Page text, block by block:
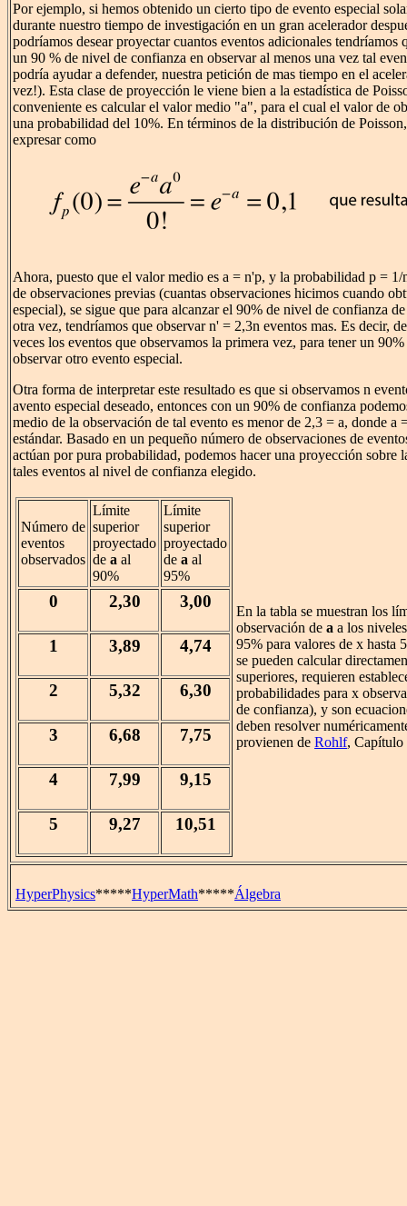
Por ejemplo, si hemos obtenido un cierto tipo de evento especial
durante nuestro tiempo de investigación en un gran acelerador
podríamos desear proyectar cuantos eventos adicionales tendríamos
un 90 % de nivel de confianza en observar al menos una vez tal
podría ayudar a defender, nuestra petición de mas tiempo en el
vez!). Esta clase de proyección le viene bien a la estadística de
conveniente es calcular el valor medio "a", para el cual el valor de
una probabilidad del 10%. En términos de la distribución de
expresar como
Ahora, puesto que el valor medio es a = n'p, y la probabilidad p = 1/
de observaciones previas (cuantas observaciones hicimos cuando
especial), se sigue que para alcanzar el 90% de nivel de confianza
otra vez, tendríamos que observar n' = 2,3n eventos mas. Es decir,
veces los eventos que observamos la primera vez, para tener un
observar otro evento especial.
Otra forma de interpretar este resultado es que si observamos n
avento especial deseado, entonces con un 90% de confianza
medio de la observación de tal evento es menor de 2,3 = a, donde a
estándar. Basado en un pequeño número de observaciones de
actúan por pura probabilidad, podemos hacer una proyección sobre
tales eventos al nivel de confianza elegido.
Número de
eventos
observados
Límite
superior
proyectado
de a al
90%
Límite
superior
proyectado
de a al
95%
0 2,30 3,00
1 3,89 4,74
2 5,32 6,30
3 6,68 7,75
4 7,99 9,15
5 9,27 10,51
En la tabla se muestran los
observación de a a los
95% para valores de x hasta
se pueden calcular
superiores, requieren
probabilidades para x
de confianza), y son
deben resolver
provienen de Rohlf, Capítulo
HyperPhysics*****HyperMath*****Álgebra